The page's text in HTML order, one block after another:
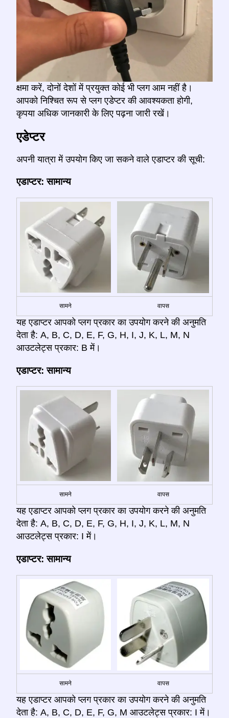
क्षमा करें, दोनों देशों में प्रयुक्त कोई भी प्लग आम नहीं है।
आपको निश्चित रूप से प्लग एडेप्टर की आवश्यकता होगी,
कृपया अधिक जानकारी के लिए पढ़ना जारी रखें।
एडेप्टर
अपनी यात्रा में उपयोग किए जा सकने वाले एडाप्टर की सूची:
एडाप्टर: सामान्य
सामने वापस
यह एडाप्टर आपको प्लग प्रकार का उपयोग करने की अनुमति
देता है: A, B, C, D, E, F, G, H, I, J, K, L, M, N
आउटलेट्स प्रकार: B में।
एडाप्टर: सामान्य
सामने वापस
यह एडाप्टर आपको प्लग प्रकार का उपयोग करने की अनुमति
देता है: A, B, C, D, E, F, G, H, I, J, K, L, M, N
आउटलेट्स प्रकार: I में।
एडाप्टर: सामान्य
सामने वापस
यह एडाप्टर आपको प्लग प्रकार का उपयोग करने की अनुमति
देता है: A, B, C, D, E, F, G, M आउटलेट्स प्रकार: I में।